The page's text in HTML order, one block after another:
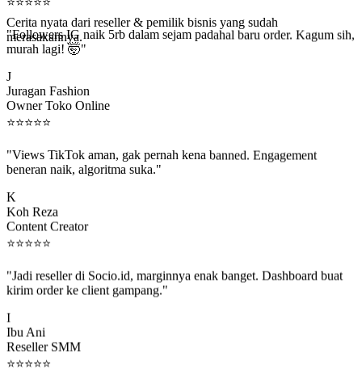
Cerita nyata dari reseller & pemilik bisnis yang sudah
merasakannya.
"Followers IG naik 5rb dalam sejam padahal baru order. Kagum sih,
murah lagi! 🤯"
Juragan Fashion
Owner Toko Online
⭐⭐⭐⭐ ⭐
beneran naik, algoritma suka."
Koh Reza
Content Creator
⭐⭐⭐⭐⭐
kirim order ke client gampang."
Ibu Ani
Reseller SMM
⭐⭐⭐⭐⭐